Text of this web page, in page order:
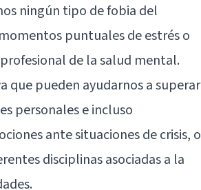
ningún tipo de fobia del
puntuales de estrés o
de la salud mental.
que pueden ayudarnos a superar
personales e incluso
ante situaciones de crisis, o
disciplinas asociadas a la